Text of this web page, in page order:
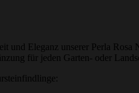
und Eleganz unserer Perla
für jeden Garten- oder